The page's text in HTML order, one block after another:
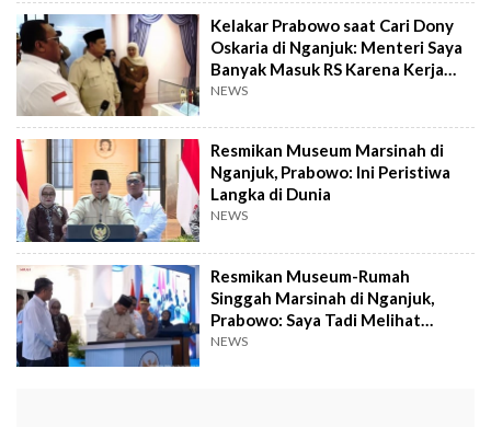
Kelakar Prabowo saat Cari Dony
Oskaria di Nganjuk: Menteri Saya
Banyak Masuk RS Karena Kerja
Keras
NEWS
Resmikan Museum Marsinah di
Nganjuk, Prabowo: Ini Peristiwa
Langka di Dunia
NEWS
Resmikan Museum-Rumah
Singgah Marsinah di Nganjuk,
Prabowo: Saya Tadi Melihat
Kamarnya
NEWS